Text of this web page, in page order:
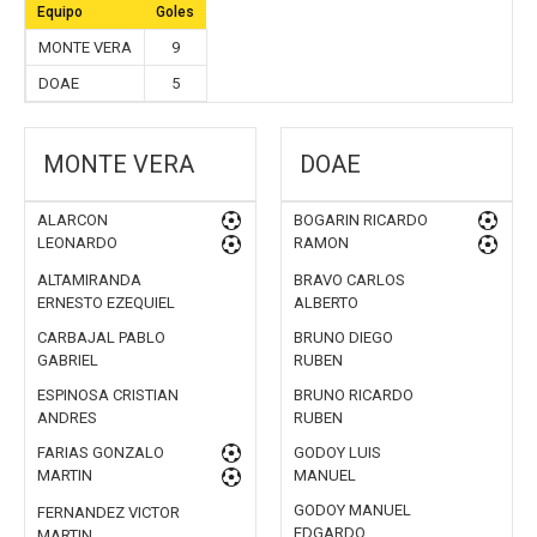
Equipo Goles
MONTE VERA
9
DOAE
5
MONTE VERA
ALARCON
LEONARDO
ALTAMIRANDA
ERNESTO EZEQUIEL
CARBAJAL PABLO
GABRIEL
ESPINOSA CRISTIAN
ANDRES
FARIAS GONZALO
MARTIN
FERNANDEZ VICTOR
DOAE
BOGARIN RICARDO
RAMON
BRAVO CARLOS
ALBERTO
BRUNO DIEGO
RUBEN
BRUNO RICARDO
RUBEN
GODOY LUIS
MANUEL
GODOY MANUEL
EDGARDO